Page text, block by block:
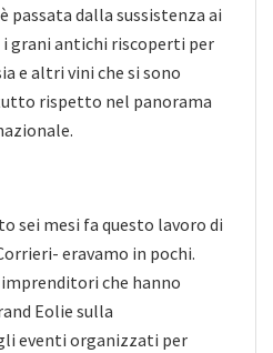
passata dalla sussistenza ai
grani antichi riscoperti per
e altri vini che si sono
rispetto nel panorama
sei mesi fa questo lavoro di
eravamo in pochi.
che hanno
Eolie sulla
eventi organizzati per